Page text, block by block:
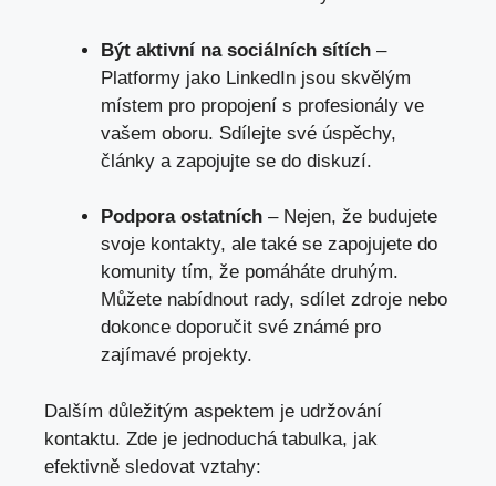
Být aktivní na sociálních sítích –
Platformy jako LinkedIn jsou skvělým
místem pro propojení s profesionály ve
vašem oboru. Sdílejte své úspěchy,
články a zapojujte se do⁢ diskuzí.
Podpora ostatních – Nejen, že budujete
svoje kontakty, ale také se zapojujete do
komunity tím, že pomáháte druhým.
Můžete nabídnout rady, sdílet zdroje nebo
dokonce doporučit své‌ známé pro
zajímavé projekty.
Dalším důležitým aspektem⁤ je udržování
kontaktu. Zde je jednoduchá tabulka, jak
efektivně sledovat vztahy: